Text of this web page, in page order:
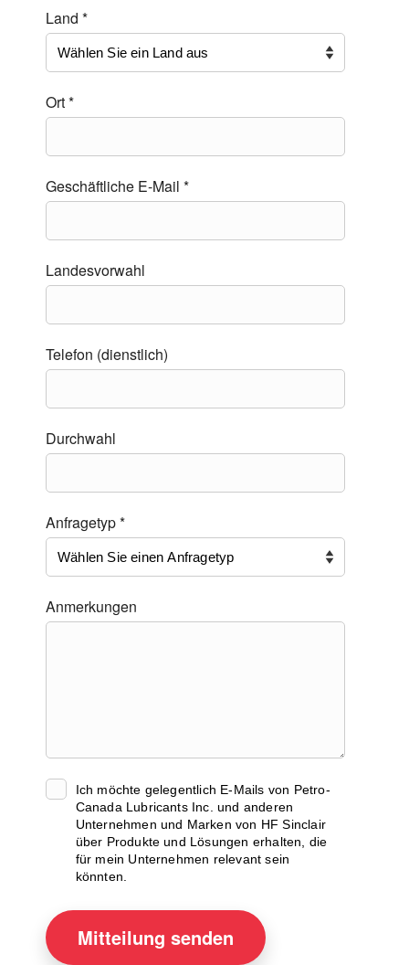
Land *
Ort *
Geschäftliche E-Mail *
Landesvorwahl
Telefon (dienstlich)
Durchwahl
Anfragetyp *
Anmerkungen
Ich möchte gelegentlich E-Mails von Petro-
Canada Lubricants Inc. und anderen
Unternehmen und Marken von HF Sinclair
über Produkte und Lösungen erhalten, die
für mein Unternehmen relevant sein
könnten.
Mitteilung senden